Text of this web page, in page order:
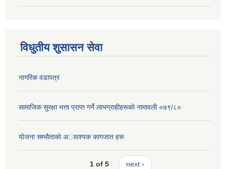
विधुतीय शुसासन सेवा
नागरिक वडापत्र
सामाजिक सुरक्षा भत्ता प्राप्त गर्ने लाभग्राहीहरूकाे नामावली ०७९/८०
याेजना सम्भाैताकाे अावश्यक कागजात हरू
1 of 5 next ›